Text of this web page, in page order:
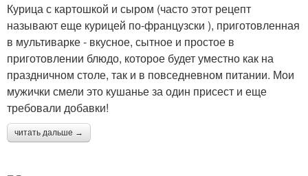
Курица с картошкой и сыром (часто этот рецепт
называют еще курицей по-французски ), приготовленная
в мультиварке - вкусное, сытное и простое в
приготовлении блюдо, которое будет уместно как на
праздничном столе, так и в повседневном питании. Мои
мужички смели это кушанье за один присест и еще
требовали добавки!
читать дальше →